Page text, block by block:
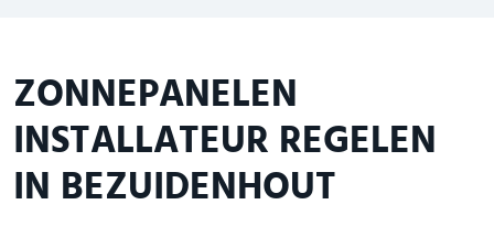
ZONNEPANELEN
INSTALLATEUR REGELEN
IN BEZUIDENHOUT